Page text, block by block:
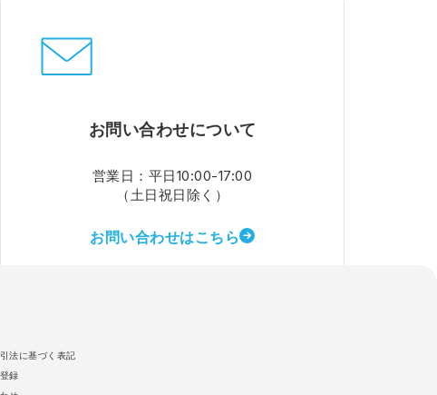
お問い合わせについて
営業日：平日10:00-17:00
（土日祝日除く）
お問い合わせはこちら
法に基づく表記
録